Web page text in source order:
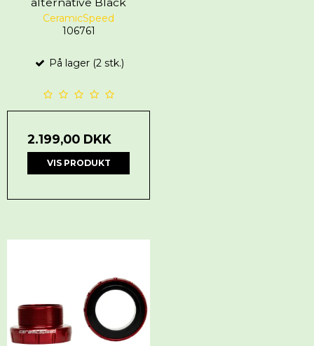
CeramicSpeed
106761
På lager (2 stk.)
2.199,00 DKK
VIS PRODUKT